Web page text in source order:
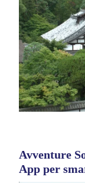
Avventure
App per